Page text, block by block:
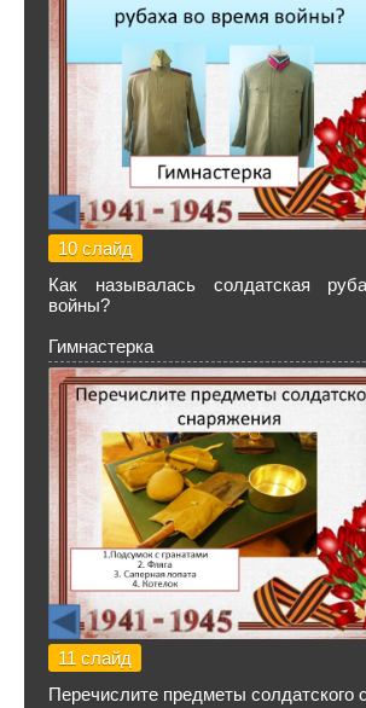
10 слайд
Как называлась солдатская
войны?
Гимнастерка
11 слайд
Перечислите предметы солдатского